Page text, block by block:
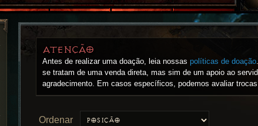
ATENÇÃO
Antes de realizar uma doação, leia nossaspolíticas de doação
se tratam de uma venda direta, mas sim de um apoio ao
agradecimento. Em casos específicos, podemos avaliar
Ordenar